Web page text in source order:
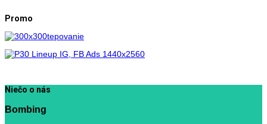
Promo
Niečo o nás
Bombing